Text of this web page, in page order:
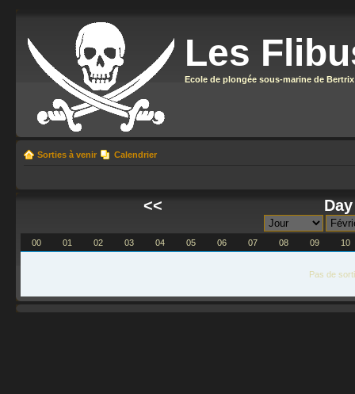
Les
Ecole de plongée sous-marine de Bertrix
Sorties à venir Calendrier
<<
00 01 02 03 04 05 06 07 08 09 10
Pas de